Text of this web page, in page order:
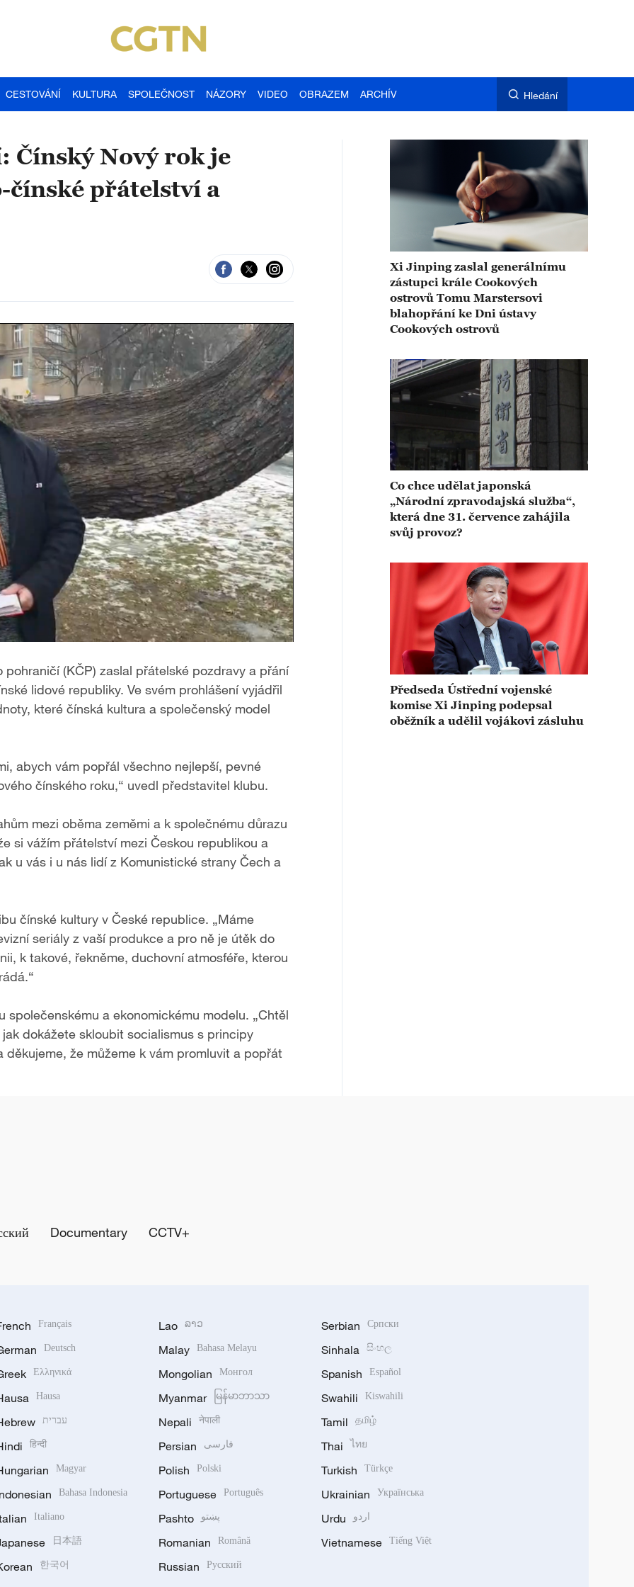
CESTOVÁNÍ KULTURA SPOLEČNOST NÁZORY VIDEO OBRAZEM ARCHÍV Hledání
Čínský Nový rok je
přátelství a
(KČP) zaslal přátelské pozdravy a přání
lidové republiky. Ve svém prohlášení vyjádřil
které čínská kultura a společenský model
abych vám popřál všechno nejlepší, pevné
čínského roku,“ uvedl představitel klubu.
mezi oběma zeměmi a k společnému důrazu
si vážím přátelství mezi Českou republikou a
u vás i u nás lidí z Komunistické strany Čech a
čínské kultury v České republice. „Máme
seriály z vaší produkce a pro ně je útěk do
k takové, řekněme, duchovní atmosféře, kterou
a ekonomickému modelu. „Chtěl
dokážete skloubit socialismus s principy
že můžeme k vám promluvit a popřát
Xi Jinping zaslal generálnímu
zástupci krále Cookových
ostrovů Tomu Marstersovi
blahopřání ke Dni ústavy
Cookových ostrovů
Co chce udělat japonská
„Národní zpravodajská služba“,
která dne 31. července zahájila
svůj provoz?
Předseda Ústřední vojenské
komise Xi Jinping podepsal
oběžník a udělil vojákovi zásluhu
Documentary CCTV+
Français
Deutsch
Ελληνικά
Hausa
עברית
हिन्दी
Magyar
Bahasa Indonesia
Italiano
日本語
한국어
Lao ລາວ
Malay Bahasa Melayu
Mongolian Монгол
Myanmar မြန်မာဘာသာ
Nepali नेपाली
Persian فارسی
Polish Polski
Portuguese Português
Pashto پښتو
Romanian Română
Russian Русский
Serbian Српски
Sinhala සිංහල
Spanish Español
Swahili Kiswahili
Tamil தமிழ்
Thai ไทย
Turkish Türkçe
Ukrainian Українська
Urdu اردو
Vietnamese Tiếng Việt